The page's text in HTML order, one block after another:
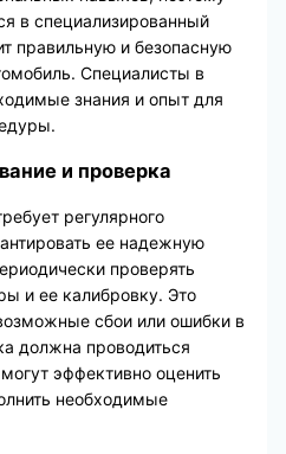
в специализированный
правильную и безопасную
Специалисты в
знания и опыт для
и проверка
регулярного
ее надежную
проверять
и ее калибровку. Это
сбои или ошибки в
должна проводиться
эффективно оценить
необходимые